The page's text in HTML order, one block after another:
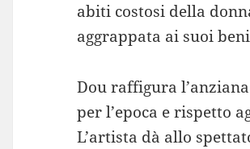
abiti costosi della
aggrappata ai suoi
Dou raffigura
per l’epoca e rispetto
L’artista dà allo